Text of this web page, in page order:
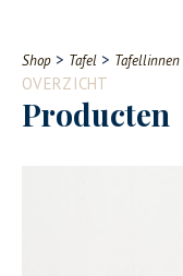
Contact
Shop > Tafel > Tafellinnen
OVERZICHT
Producten